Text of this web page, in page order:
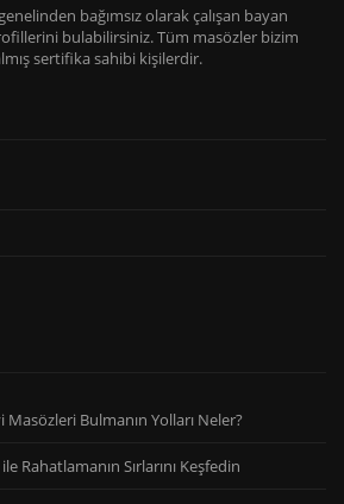
bağımsız olarak çalışan bayan
bulabilirsiniz. Tüm masözler bizim
sertifika sahibi kişilerdir.
Masözleri Bulmanın Yolları Neler?
Rahatlamanın Sırlarını Keşfedin